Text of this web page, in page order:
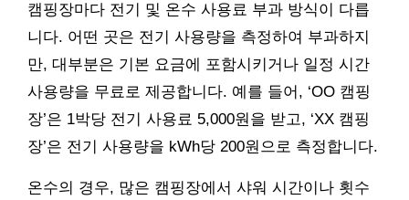
캠핑장마다 전기 및 온수 사용료 부과 방식이 다릅
니다. 어떤 곳은 전기 사용량을 측정하여 부과하지
만, 대부분은 기본 요금에 포함시키거나 일정 시간
사용량을 무료로 제공합니다. 예를 들어, ‘OO 캠핑
장’은 1박당 전기 사용료 5,000원을 받고, ‘XX 캠핑
장’은 전기 사용량을 kWh당 200원으로 측정합니다.
온수의 경우, 많은 캠핑장에서 샤워 시간이나 횟수